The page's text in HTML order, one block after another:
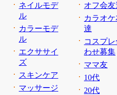
ネイルモデ
ル
カラーモデ
ル
エクササイ
ズ
スキンケア
マッサージ
オフ会友
カラオ
達
コスプレ
わせ募集
ママ友
10代
20代